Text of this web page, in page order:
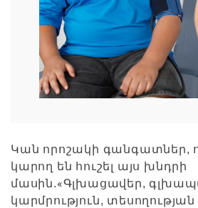
Կան որոշակի գանգատներ,
կարող են հուշել այս խնդրի
մասին.«Գլխացավեր,
կարմրություն,